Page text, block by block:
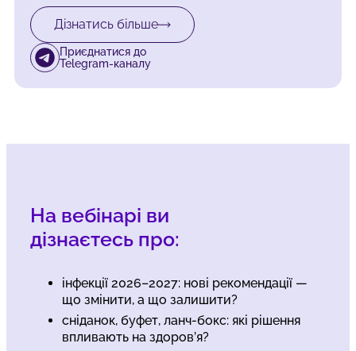
Дізнатись більше
Приєднатися до
Telegram-каналу
На вебінарі ви
дізнаєтесь про:
інфекції 2026–2027: нові рекомендації —
що змінити, а що залишити?
сніданок, буфет, ланч-бокс: які рішення
впливають на здоров’я?